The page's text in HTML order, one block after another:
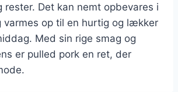
rester. Det kan nemt opbevares i
varmes op til en hurtig og lækker
Med sin rige smag og
er pulled pork en ret, der